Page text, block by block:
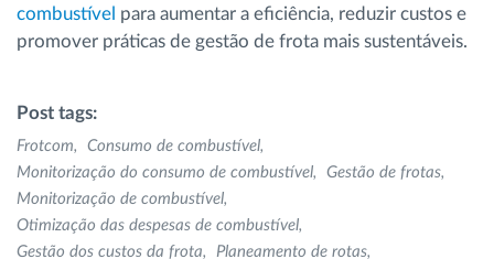
combustível para aumentar a eficiência, reduzir custos e
promover práticas de gestão de frota mais sustentáveis.
Post tags:
Frotcom
Consumo de combustível
Monitorização do consumo de combustível
Gestão de frotas
Monitorização de combustível
Otimização das despesas de combustível
Gestão dos custos da frota
Planeamento de rotas